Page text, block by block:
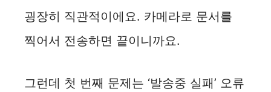
굉장히 직관적이에요. 카메라로 문서를
찍어서 전송하면 끝이니까요.
그런데 첫 번째 문제는 ‘발송중 실패’ 오류